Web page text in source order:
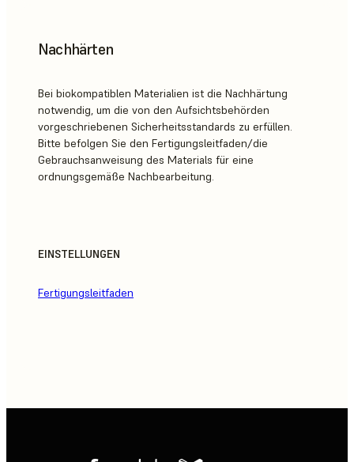
Nachhärten
Bei biokompatiblen Materialien ist die Nachhärtung
notwendig, um die von den Aufsichtsbehörden
vorgeschriebenen Sicherheitsstandards zu erfüllen.
Bitte befolgen Sie den Fertigungsleitfaden/die
Gebrauchsanweisung des Materials für eine
ordnungsgemäße Nachbearbeitung.
EINSTELLUNGEN
Fertigungsleitfaden